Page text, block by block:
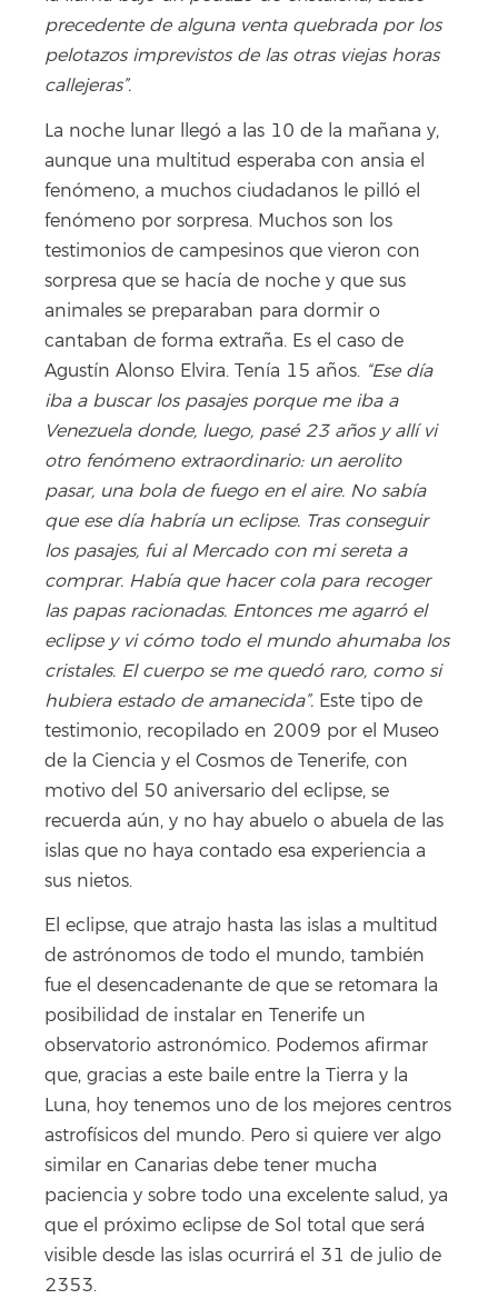
precedente de alguna venta quebrada por los
pelotazos imprevistos de las otras viejas horas
callejeras”.
La noche lunar llegó a las 10 de la mañana y,
aunque una multitud esperaba con ansia el
fenómeno, a muchos ciudadanos le pilló el
fenómeno por sorpresa. Muchos son los
testimonios de campesinos que vieron con
sorpresa que se hacía de noche y que sus
animales se preparaban para dormir o
cantaban de forma extraña. Es el caso de
Agustín Alonso Elvira. Tenía 15 años. “Ese día
iba a buscar los pasajes porque me iba a
Venezuela donde, luego, pasé 23 años y allí vi
otro fenómeno extraordinario: un aerolito
pasar, una bola de fuego en el aire. No sabía
que ese día habría un eclipse. Tras conseguir
los pasajes, fui al Mercado con mi sereta a
comprar. Había que hacer cola para recoger
las papas racionadas. Entonces me agarró el
eclipse y vi cómo todo el mundo ahumaba los
cristales. El cuerpo se me quedó raro, como si
hubiera estado de amanecida”. Este tipo de
testimonio, recopilado en 2009 por el Museo
de la Ciencia y el Cosmos de Tenerife, con
motivo del 50 aniversario del eclipse, se
recuerda aún, y no hay abuelo o abuela de las
islas que no haya contado esa experiencia a
sus nietos.
El eclipse, que atrajo hasta las islas a multitud
de astrónomos de todo el mundo, también
fue el desencadenante de que se retomara la
posibilidad de instalar en Tenerife un
observatorio astronómico. Podemos afirmar
que, gracias a este baile entre la Tierra y la
Luna, hoy tenemos uno de los mejores centros
astrofísicos del mundo. Pero si quiere ver algo
similar en Canarias debe tener mucha
paciencia y sobre todo una excelente salud, ya
que el próximo eclipse de Sol total que será
visible desde las islas ocurrirá el 31 de julio de
2353.